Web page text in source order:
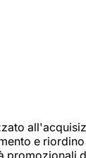
e
promozionali